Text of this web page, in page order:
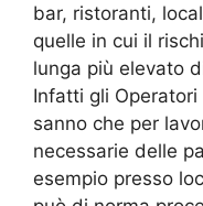
bar, ristoranti,
quelle in cui il
lunga più elevato
Infatti gli
sanno che per
necessarie delle
esempio presso